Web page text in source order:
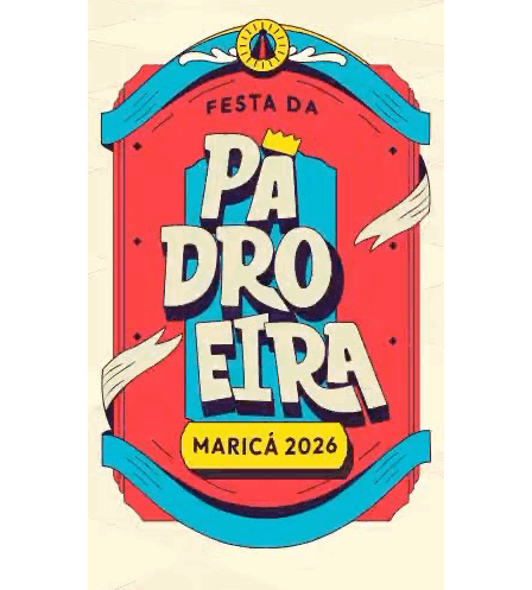
sempre bem puxada. Faço musculação de seg. a sex. e
concílio com aulas de samba, stiletto, ritmos de dança,
aula de tênis e pilates. Aos finais de semana, gosto de
correr na orla da praia e passear com meu doguinho, o
Iron. Além da minha rotina bem corrida de atividade física,
também tenho meu trabalho, que requer muita dedicação,
ainda mais que sou dona do meu próprio negócio, cujo
tenho a função diária de administrá-la. Sou uma pessoa
de sorriso fácil, amo conhecer pessoas novas,
experimentar novas experiências, muito comunicativa, e
muito determinada. Tenho personalidade forte, não sou
de desistir das coisas que almejo, brigo, luto, vou até o
final para conquistar o que quero. No carnaval não será
diferente, defenderei a minha escola de samba, minha
amada Inocentes de Belford Roxo, com unhas e dentes,
darei sempre o meu melhor para trazer a vitória para
minha agremiação.